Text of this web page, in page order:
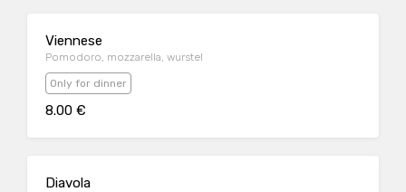
Viennese
Pomodoro, mozzarella, wurstel
Only for dinner
8.00 €
Diavola